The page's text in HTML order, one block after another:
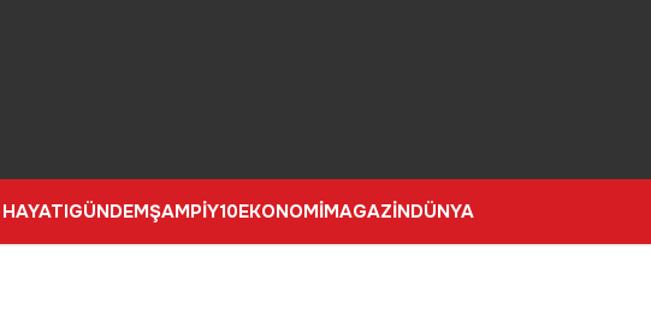
GÜNDEMŞAMPİY10EKONOMİMAGAZİNDÜNYA